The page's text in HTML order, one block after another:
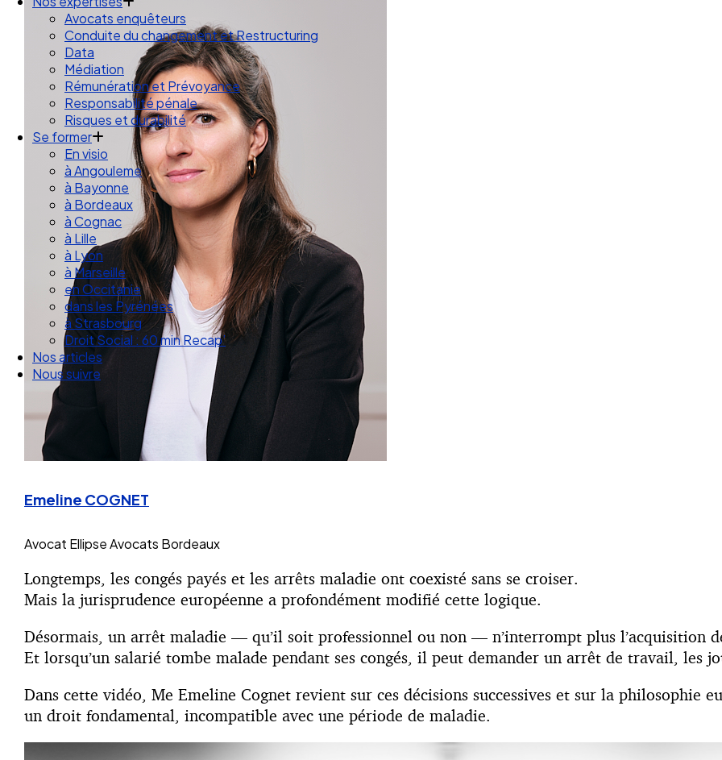
Nos expertises
Avocats enquêteurs
Conduite du changement et Restructuring
Data
Médiation
Rémunération et Prévoyance
Responsabilité pénale
Risques et durabilité
Se former
En visio
à Angouleme
à Bayonne
à Bordeaux
à Cognac
à Lille
à Lyon
à Marseille
en Occitanie
dans les Pyrénées
à Strasbourg
Droit Social : 60 min Recap’
Nos articles
Nous suivre
Emeline COGNET
Avocat Ellipse Avocats Bordeaux
Longtemps, les congés payés et les arrêts maladie ont coexisté sans se croiser.
Mais la jurisprudence européenne a profondément modifié cette logique.
Désormais, un arrêt maladie — qu’il soit professionnel ou non — n’interrompt plus l’acquisition
Et lorsqu’un salarié tombe malade pendant ses congés, il peut demander un arrêt de travail, les
Dans cette vidéo, Me Emeline Cognet revient sur ces décisions successives et sur la philosophie
un droit fondamental, incompatible avec une période de maladie.